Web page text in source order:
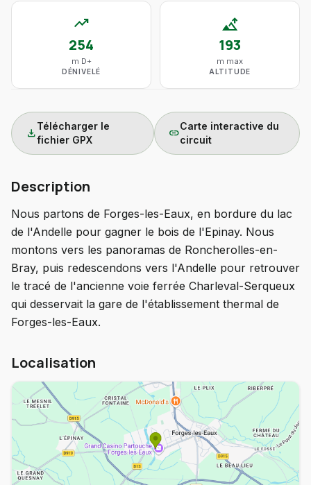
trending_up
254
m D+
DÉNIVELÉ
altitude
193
m max
ALTITUDE
download
Télécharger le
fichier GPX
link
Carte interactive du
circuit
Description
Nous partons de Forges-les-Eaux, en bordure du lac
de l'Andelle pour gagner le bois de l'Epinay. Nous
montons vers les panoramas de Roncherolles-en-
Bray, puis redescendons vers l'Andelle pour retrouver
le tracé de l'ancienne voie ferrée Charleval-Serqueux
qui desservait la gare de l'établissement thermal de
Forges-les-Eaux.
Localisation